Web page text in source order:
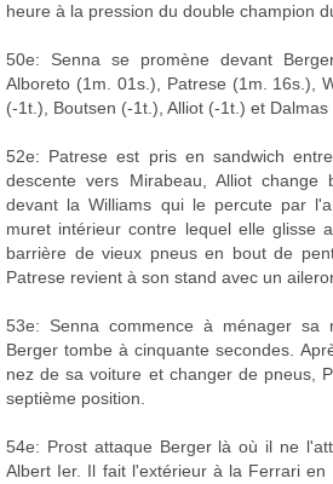
heure à la pression du double champion
50e: Senna se promène devant
Alboreto (1m. 01s.), Patrese (1m. 16s.),
(-1t.), Boutsen (-1t.), Alliot (-1t.) et Dalmas
52e: Patrese est pris en sandwich
descente vers Mirabeau, Alliot change
devant la Williams qui le percute par
muret intérieur contre lequel elle glisse
barrière de vieux pneus en bout de
Patrese revient à son stand avec un
53e: Senna commence à ménager sa
Berger tombe à cinquante secondes.
nez de sa voiture et changer de pneus,
septième position.
54e: Prost attaque Berger là où il ne
Albert Ier. Il fait l'extérieur à la Ferrari en